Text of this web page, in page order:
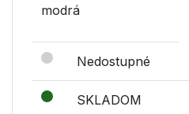
modrá
Nedostupné
SKLADOM